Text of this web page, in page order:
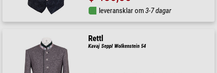
leveransklar om3-7 dagar
Rettl
Kavaj Seppl Wolkenstein 54